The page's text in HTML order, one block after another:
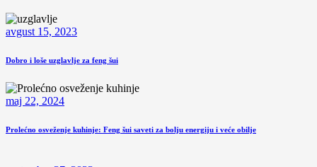
avgust 15, 2023
Dobro i loše uzglavlje za feng šui
maj 22, 2024
Prolećno osveženje kuhinje: Feng šui saveti za bolju energiju i veće obilje